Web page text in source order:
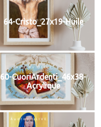
64-Cristo_27x19-Huile
60-CuoriArdenti_46x38-
Acrylique